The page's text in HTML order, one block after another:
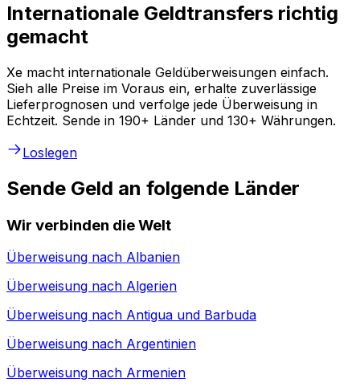
Internationale Geldtransfers richtig
gemacht
Xe macht internationale Geldüberweisungen einfach.
Sieh alle Preise im Voraus ein, erhalte zuverlässige
Lieferprognosen und verfolge jede Überweisung in
Echtzeit. Sende in 190+ Länder und 130+ Währungen.
Loslegen
Sende Geld an folgende Länder
Wir verbinden die Welt
Überweisung nach Albanien
Überweisung nach Algerien
Überweisung nach Antigua und Barbuda
Überweisung nach Argentinien
Überweisung nach Armenien